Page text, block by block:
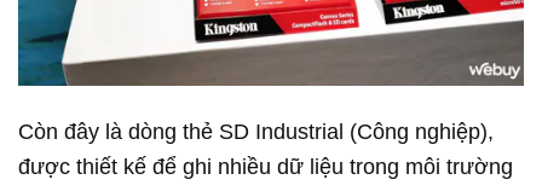
Còn đây là dòng thẻ SD Industrial (Công nghiệp),
được thiết kế để ghi nhiều dữ liệu trong môi trường